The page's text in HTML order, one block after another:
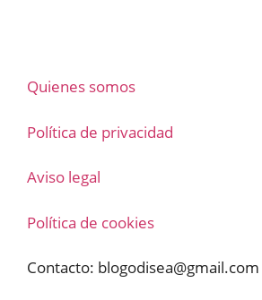
Quienes somos
Política de privacidad
Aviso legal
Política de cookies
Contacto: blogodisea@gmail.com